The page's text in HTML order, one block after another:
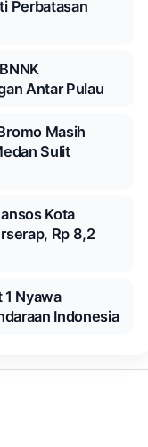
Perbatasan
Antar Pulau
Masih
Sulit
Kota
Rp 8,2
1 Nyawa
Indonesia